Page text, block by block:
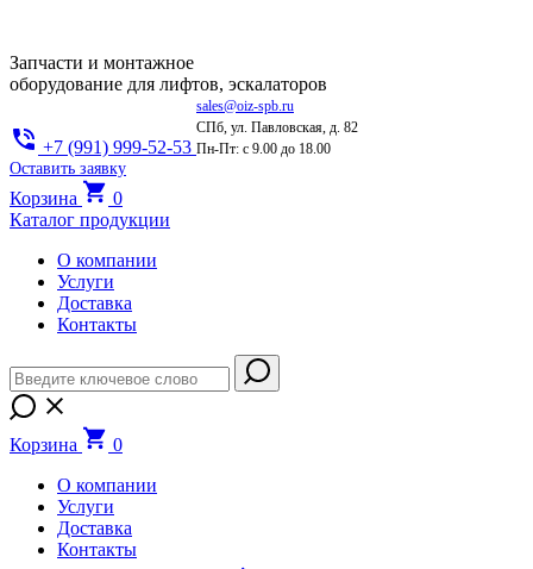
Запчасти и монтажное
оборудование для лифтов, эскалаторов
+7 (991) 999-52-53
sales@oiz-spb.ru
СПб, ул. Павловская, д. 82
Пн-Пт: с 9.00 до 18.00
Оставить заявку
Корзина
0
Каталог продукции
О компании
Услуги
Доставка
Контакты
Корзина
0
О компании
Услуги
Доставка
Контакты